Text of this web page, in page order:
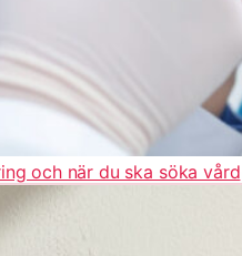
och när du ska söka vård